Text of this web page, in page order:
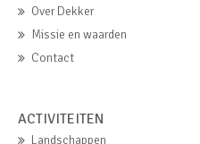
Over Dekker
Missie en waarden
Contact
ACTIVITEITEN
Landschappen